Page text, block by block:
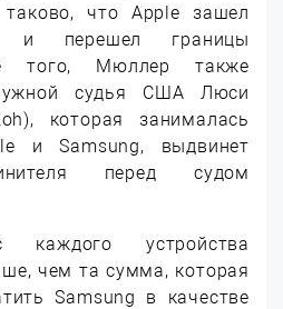
что Apple зашел
и перешел границы
того, Мюллер также
судья США Люси
которая занималась
и Samsung, выдвинет
перед судом
устройства
чем та сумма, которая
Samsung в качестве